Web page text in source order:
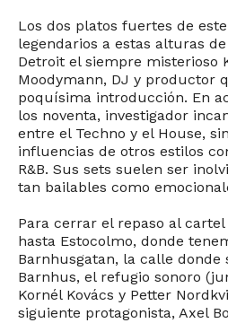
Los dos platos fuertes de
legendarios a estas alturas
Detroit el siempre misterioso
Moodymann, DJ y productor
poquísima introducción. En
los noventa, investigador
entre el Techno y el House,
influencias de otros estilos
R&B. Sus sets suelen ser
tan bailables como
Para cerrar el repaso al
hasta Estocolmo, donde
Barnhusgatan, la calle donde
Barnhus, el refugio sonoro
Kornél Kovács y Petter
siguiente protagonista, Axel